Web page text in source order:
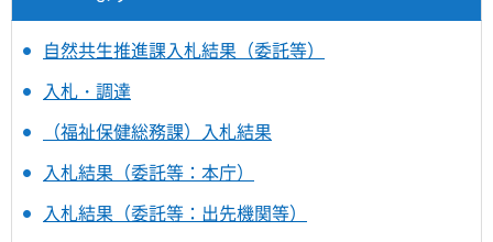
自然共生推進課入札結果（委託等）
入札・調達
（福祉保健総務課）入札結果
入札結果（委託等：本庁）
入札結果（委託等：出先機関等）